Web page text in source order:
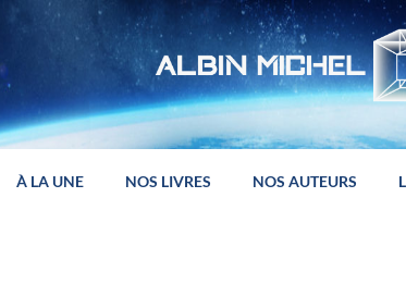
À LA UNE NOS LIVRES NOS AUTEURS